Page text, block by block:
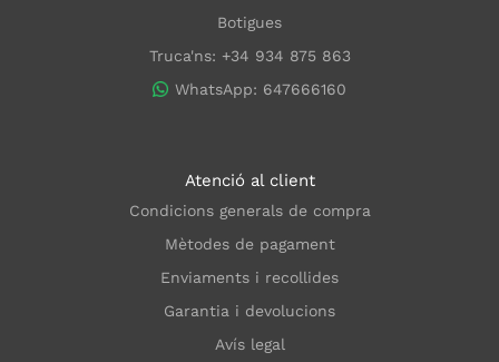
Botigues
Truca'ns: +34 934 875 863
WhatsApp: 647666160
Atenció al client
Condicions generals de compra
Mètodes de pagament
Enviaments i recollides
Garantia i devolucions
Avís legal